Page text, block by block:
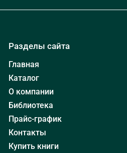
Разделы сайта
Главная
Каталог
О компании
Библиотека
Прайс-график
Контакты
Купить книги